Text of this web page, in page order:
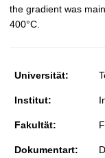
the gradient was
400°C.
Universität:
Institut:
Fakultät:
Dokumentart: